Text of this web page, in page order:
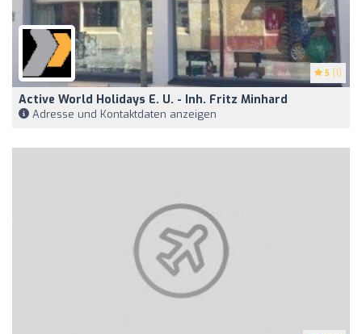
5 (1)
Active World Holidays E. U. - Inh. Fritz Minhard
Adresse und Kontaktdaten anzeigen